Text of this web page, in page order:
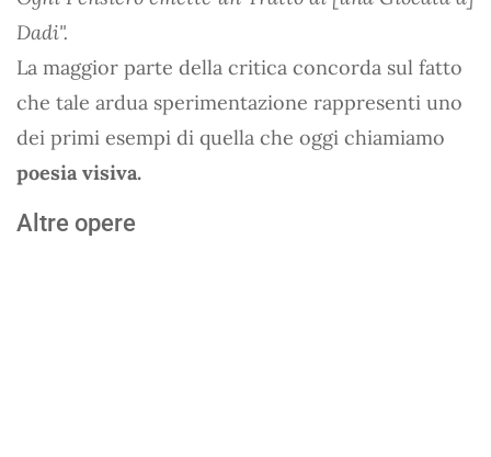
Dadi".
La maggior parte della critica concorda sul fatto
che tale ardua sperimentazione rappresenti uno
dei primi esempi di quella che oggi chiamiamo
poesia visiva.
Altre opere